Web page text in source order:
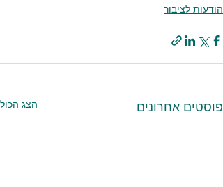
הודעות לציבור
פוסטים אחרונים הצג הכול